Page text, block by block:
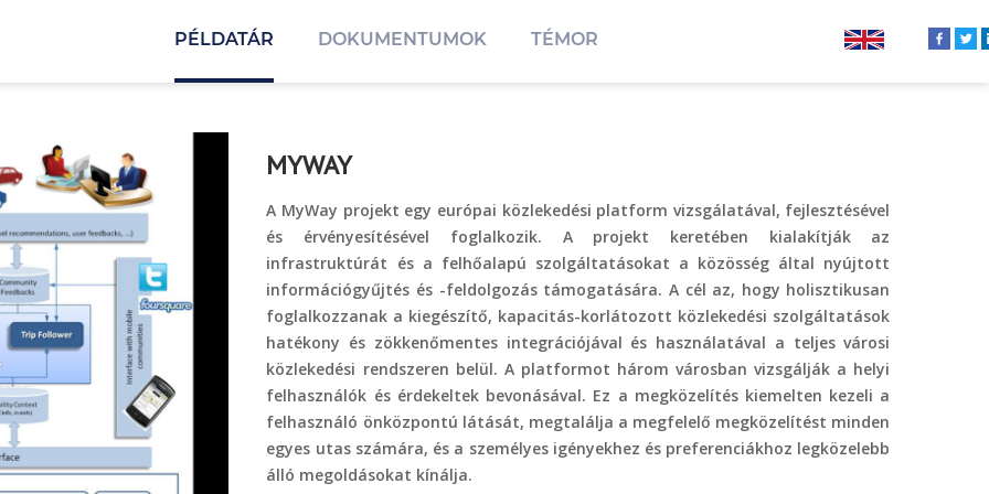
PÉLDATÁR DOKUMENTUMOK TÉMOR
MYWAY
A MyWay projekt egy európai közlekedési platform vizsgálatával, fejlesztésével
és érvényesítésével foglalkozik. A projekt keretében kialakítják az
infrastruktúrát és a felhőalapú szolgáltatásokat a közösség által nyújtott
információgyűjtés és -feldolgozás támogatására. A cél az, hogy holisztikusan
foglalkozzanak a kiegészítő, kapacitás-korlátozott közlekedési szolgáltatások
hatékony és zökkenőmentes integrációjával és használatával a teljes városi
közlekedési rendszeren belül. A platformot három városban vizsgálják a helyi
felhasználók és érdekeltek bevonásával. Ez a megközelítés kiemelten kezeli a
felhasználó önközpontú látását, megtalálja a megfelelő megközelítést minden
egyes utas számára, és a személyes igényekhez és preferenciákhoz legközelebb
álló megoldásokat kínálja.